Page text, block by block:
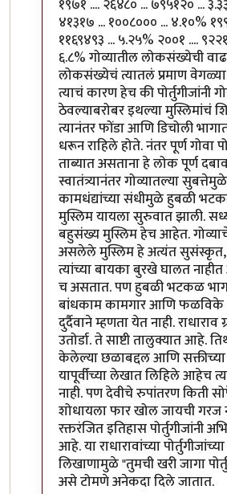
१९७१ .... २६४८० ... ७९५१२० ...
४१३१७ ... १००८००० ... ४.१०%
११६९४९३ ... ५.२५% २००१ ....
६.८% गोव्यातील लोकसंख्येची
लोकसंख्येचं त्यातलं प्रमाण
त्याचं कारण हेच की पोर्तुगीजांनी
ठेवल्याबरोबर इथल्या मुस्लिमांचं
त्यानंतर फोंडा आणि डिचोली
धरून राहिले होते. नंतर पूर्ण गोवा
ताब्यात असताना हे लोक पूर्ण
स्वातंत्र्यानंतर गोव्यातल्या
कामधंद्यांच्या संधीमुळे हुबळी
मुस्लिम यायला सुरुवात झाली.
बहुसंख्य मुस्लिम हेच आहेत.
असलेले मुस्लिम हे अत्यंत सुसंस्कृत,
त्यांच्या बायका बुरखे घालत
च असतात. पण हुबळी भटकळ
बांधकाम कामगार आणि फळविके
दुर्दैवाने म्हणता येत नाही.
उतोर्डा. ते साष्टी तालुक्यात आहे.
केलेल्या छळाबद्दल आणि सक्तीच्या
यापूर्वीच्या लेखात लिहिले आहेच
नाही. पण देवीचे रुपांतरण किती
शोधायला फार खोल जायची गरज
रक्तरंजित इतिहास पोर्तुगीजांनी
आहे. या राधारावांच्या
लिखाणामुळे "तुमची खरी जागा
असे टोमणे अनेकदा दिले जातात.